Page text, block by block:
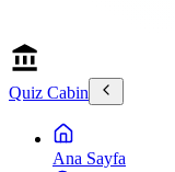
Quiz Cabin
Ana Sayfa